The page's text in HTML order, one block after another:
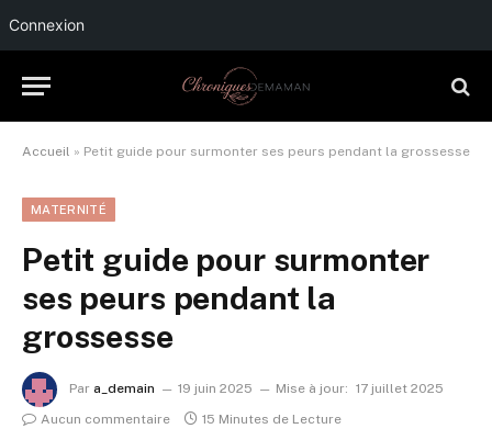
Connexion
Accueil » Petit guide pour surmonter ses peurs pendant la grossesse
MATERNITÉ
Petit guide pour surmonter
ses peurs pendant la
grossesse
Par a_demain 19 juin 2025 Mise à jour: 17 juillet 2025
Aucun commentaire
15 Minutes de Lecture